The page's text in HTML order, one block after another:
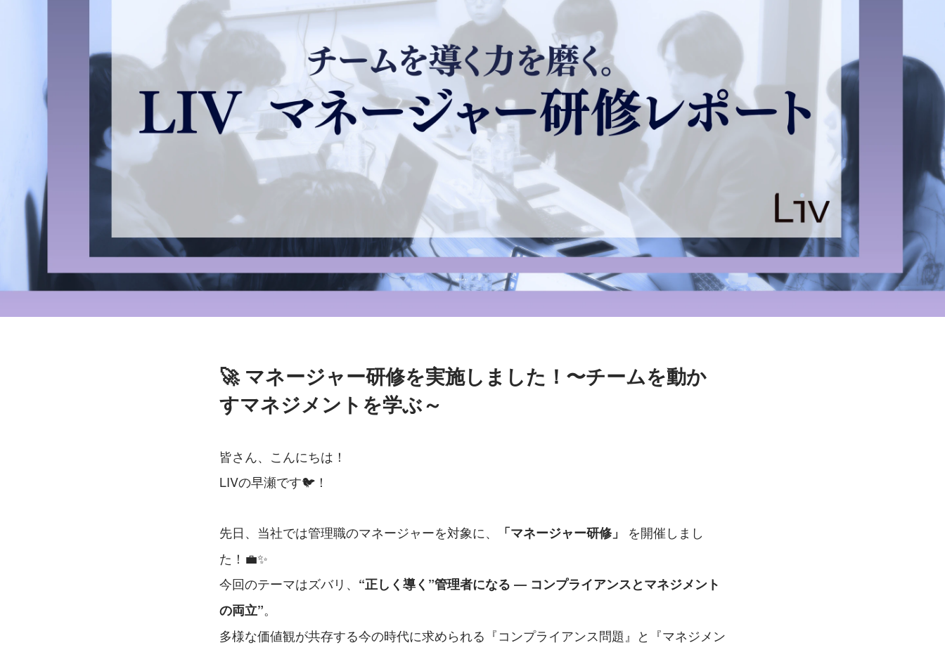
🚀 マネージャー研修を実施しました！〜チームを動か
すマネジメントを学ぶ～
皆さん、こんにちは！
LIVの早瀬です🐦！
先日、当社では管理職のマネージャーを対象に、 「マネージャー研修」
を開催しまし
た！💼✨
今回のテーマはズバリ、 “正しく導く”管理者になる ― コンプライアンスとマネジメント
の両立”。
多様な価値観が共存する今の時代に求められる『コンプライアンス問題』と『マネジメン
株式会社LIV / エンタメソリューション事業部 リーダー